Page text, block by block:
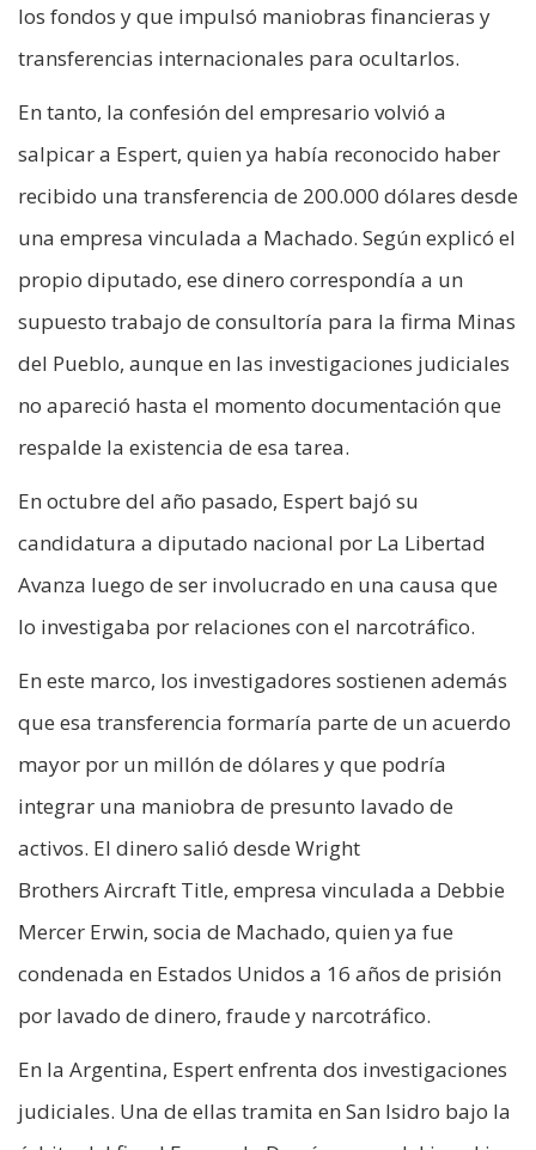
los fondos y que impulsó maniobras financieras y
transferencias internacionales para ocultarlos.
En tanto, la confesión del empresario volvió a
salpicar a Espert, quien ya había reconocido haber
recibido una transferencia de 200.000 dólares desde
una empresa vinculada a Machado. Según explicó el
propio diputado, ese dinero correspondía a un
supuesto trabajo de consultoría para la firma Minas
del Pueblo, aunque en las investigaciones judiciales
no apareció hasta el momento documentación que
respalde la existencia de esa tarea.
En octubre del año pasado, Espert bajó su
candidatura a diputado nacional por La Libertad
Avanza luego de ser involucrado en una causa que
lo investigaba por relaciones con el narcotráfico.
En este marco, los investigadores sostienen además
que esa transferencia formaría parte de un acuerdo
mayor por un millón de dólares y que podría
integrar una maniobra de presunto lavado de
activos. El dinero salió desde Wright
Brothers Aircraft Title, empresa vinculada a Debbie
Mercer Erwin, socia de Machado, quien ya fue
condenada en Estados Unidos a 16 años de prisión
por lavado de dinero, fraude y narcotráfico.
En la Argentina, Espert enfrenta dos investigaciones
judiciales. Una de ellas tramita en San Isidro bajo la